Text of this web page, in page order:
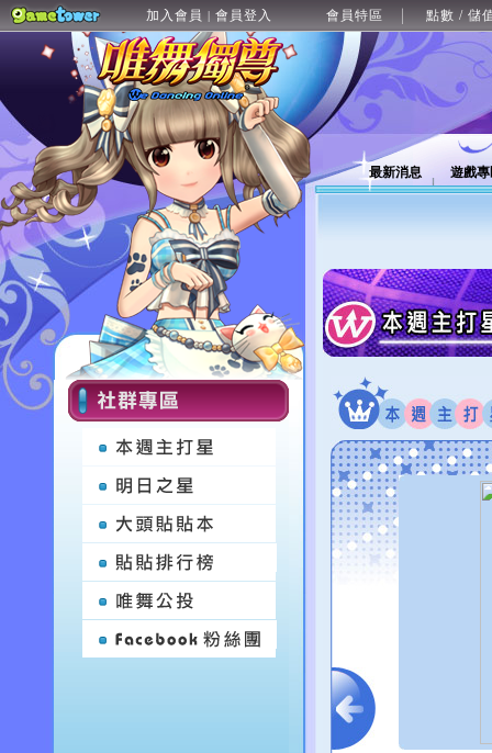
加入會員 | 會員登入 會員特區 點數 / 儲
最新消息 遊戲